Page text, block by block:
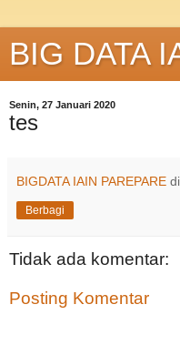
BIG DATA
Senin, 27 Januari 2020
tes
BIGDATA IAIN PAREPARE di
Berbagi
Tidak ada komentar:
Posting Komentar